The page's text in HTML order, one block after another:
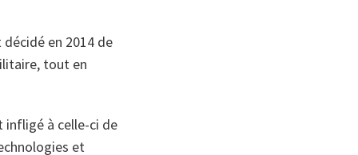
en 2014 de
tout en
infligé à celle-ci de
et